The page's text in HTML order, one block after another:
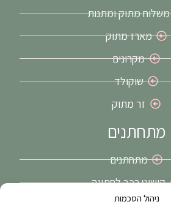
ניהול הסכמות
משלוח מתוק ומתנות
מארז מתוק
מקרונים
שוקולד
זר מתוק
מתחתנים
מתחתנים
קישוט רכב לחתונה